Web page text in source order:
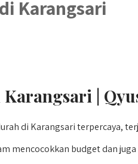
Karangsari
|
di Karangsari terpercaya,
mencocokkan budget dan